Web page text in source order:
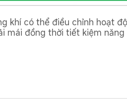
khí có thể điều chỉnh hoạt
mái đồng thời tiết kiệm năng